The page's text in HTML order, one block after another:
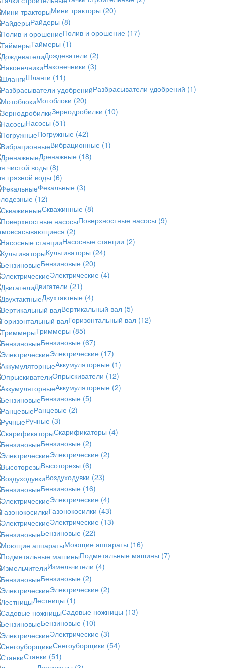
Мини тракторы (20)
Райдеры (8)
Полив и орошение (17)
Таймеры (1)
Дождеватели (2)
Наконечники (3)
Шланги (11)
Разбрасыватели удобрений (1)
Мотоблоки (20)
Зернодробилки (10)
Насосы (51)
Погружные (42)
Вибрационные (1)
Дренажные (18)
чистой воды (8)
грязной воды (6)
Фекальные (3)
(12)
Скважинные (8)
Поверхностные насосы (9)
(2)
Насосные станции (2)
Культиваторы (24)
Бензиновые (20)
Электрические (4)
Двигатели (21)
Двухтактные (4)
Вертикальный вал (5)
Горизонтальный вал (12)
Триммеры (85)
Бензиновые (67)
Электрические (17)
Аккумуляторные (1)
Опрыскиватели (12)
Аккумуляторные (2)
Бензиновые (5)
Ранцевые (2)
Ручные (3)
Скарификаторы (4)
Бензиновые (2)
Электрические (2)
Высоторезы (6)
Воздуходувки (23)
Бензиновые (16)
Электрические (4)
Газонокосилки (43)
Электрические (13)
Бензиновые (22)
Моющие аппараты (16)
Подметальные машины (7)
Измельчители (4)
Бензиновые (2)
Электрические (2)
Лестницы (1)
Садовые ножницы (13)
Бензиновые (10)
Электрические (3)
Снегоуборщики (54)
Станки (51)